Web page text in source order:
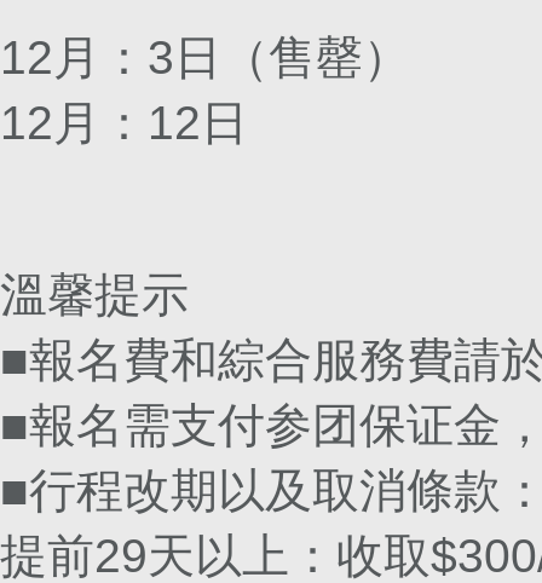
12月：3日（售罄）
12月：12日
溫馨提示
■報名費和綜合服務費請
■報名需支付参团保证金
■行程改期以及取消條款
提前29天以上：收取